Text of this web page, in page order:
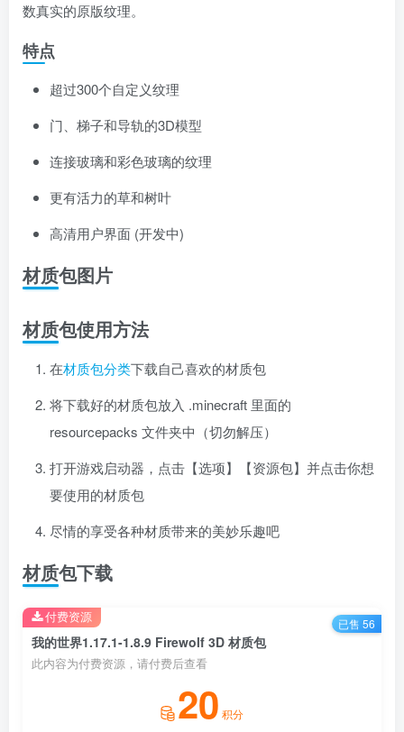
数真实的原版纹理。
特点
超过300个自定义纹理
门、梯子和导轨的3D模型
连接玻璃和彩色玻璃的纹理
更有活力的草和树叶
高清用户界面 (开发中)
材质包图片
材质包使用方法
在材质包分类下载自己喜欢的材质包
将下载好的材质包放入 .minecraft 里面的
resourcepacks 文件夹中（切勿解压）
打开游戏启动器，点击【选项】【资源包】并点击你想
要使用的材质包
尽情的享受各种材质带来的美妙乐趣吧
材质包下载
我的世界1.17.1-1.8.9 Firewolf 3D 材质包
此内容为付费资源，请付费后查看
20 积分
付费资源 已售 56